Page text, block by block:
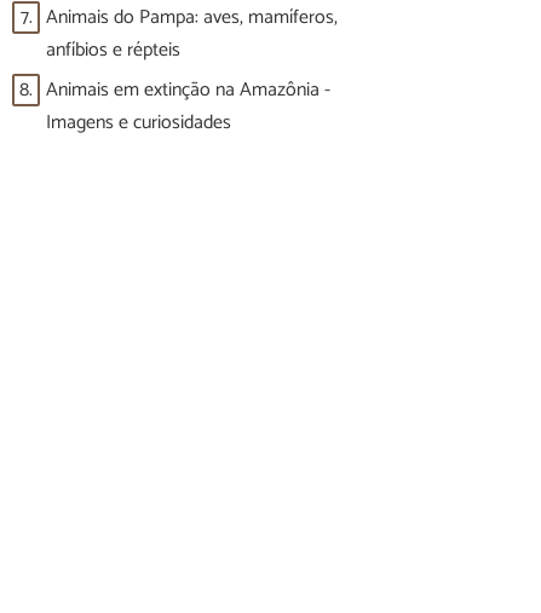
7. Animais do Pampa: aves, mamíferos,
anfíbios e répteis
8. Animais em extinção na Amazônia -
Imagens e curiosidades